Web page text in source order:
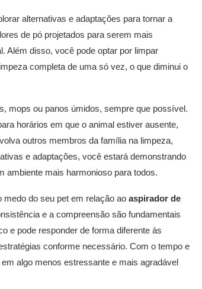
alternativas e adaptações para tornar a
de pó projetados para serem mais
Além disso, você pode optar por limpar
completa de uma só vez, o que diminui o
mops ou panos úmidos, sempre que possível.
horários em que o animal estiver ausente,
outros membros da família na limpeza,
e adaptações, você estará demonstrando
ambiente mais harmonioso para todos.
do seu pet em relação ao aspirador de
e a compreensão são fundamentais
e pode responder de forma diferente às
conforme necessário. Com o tempo e
algo menos estressante e mais agradável